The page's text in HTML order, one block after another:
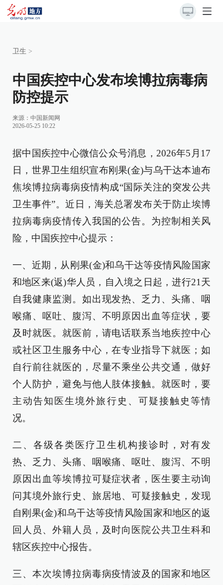
卫生 >
中国疾控中心发布埃博拉病毒病
防控提示
来源： 中国新闻网
2026-05-25 10:22
据中国疾控中心微信公众号消息，2026年5月17
日，世界卫生组织宣布刚果(金)与乌干达本迪布
焦埃博拉病毒病疫情构成“国际关注的突发公共
卫生事件”。近日，海关总署发布关于防止埃博
拉病毒病疫情传入我国的公告。为控制相关风
险，中国疾控中心提示：
一、近期，从刚果(金)和乌干达等疫情风险国家
和地区来(返)华人员，自入境之日起，进行21天
自我健康监测。如出现发热、乏力、头痛、咽
喉痛、呕吐、腹泻、不明原因出血等症状，要
及时就医。就医前，请电话联系当地疾控中心
或社区卫生服务中心，在专业指导下就医；如
自行前往就医的，尽量不乘坐公共交通，做好
个人防护，避免与他人肢体接触。就医时，要
主动告知医生境外旅行史、可疑接触史等情
况。
二、各级各类医疗卫生机构接诊时，对有发
热、乏力、头痛、咽喉痛、呕吐、腹泻、不明
原因出血等埃博拉可疑症状者，医生要主动询
问其境外旅行史、旅居地、可疑接触史，发现
自刚果(金)和乌干达等疫情风险国家和地区的返
回人员、外籍人员，及时向医院公共卫生科和
辖区疾控中心报告。
三、本次埃博拉病毒病疫情波及的国家和地区